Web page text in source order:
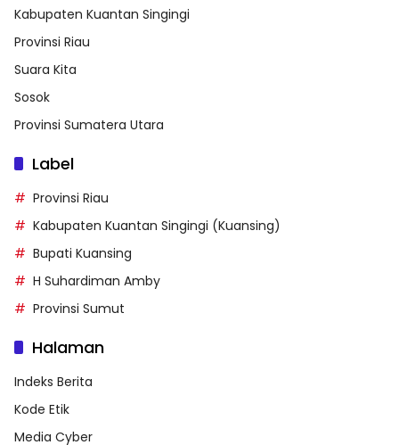
Kabupaten Kuantan Singingi
Provinsi Riau
Suara Kita
Sosok
Provinsi Sumatera Utara
Label
Provinsi Riau
Kabupaten Kuantan Singingi (Kuansing)
Bupati Kuansing
H Suhardiman Amby
Provinsi Sumut
Halaman
Indeks Berita
Kode Etik
Media Cyber